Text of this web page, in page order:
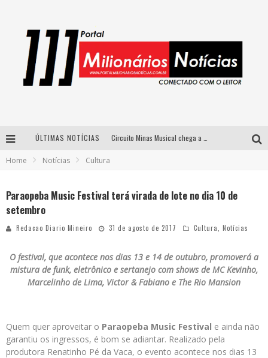
ÚLTIMAS NOTÍCIAS
Home Notícias Cultura
Paraopeba Music Festival terá virada de lote no dia 10 de
setembro
Redacao Diario Mineiro 31 de agosto de 2017 Cultura Notícias
O festival, que acontece nos dias 13 e 14 de outubro, promoverá a
mistura de funk, eletrônico e sertanejo com shows de MC Kevinho,
Marcelinho de Lima, Victor & Fabiano e The Rio Mansion
Quem quer aproveitar o Paraopeba Music Festival e ainda não
garantiu os ingressos, é bom se adiantar. Realizado pela
produtora Renatinho Pé da Vaca, o evento acontece nos dias 13